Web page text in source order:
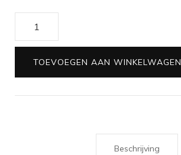
TOEVOEGEN AAN WINKELWAGEN
Beschrijving